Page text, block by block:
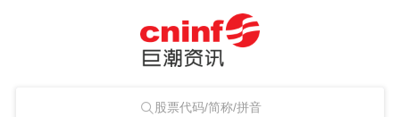
股票代码/简称/拼音